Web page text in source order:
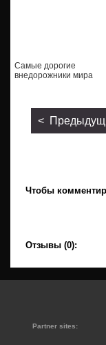
Самые дорогие
внедорожники мира
<
Чтобы
Отзывы (0):
Partner sites: